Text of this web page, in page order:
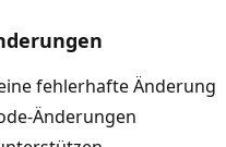
fehlerhafte Änderung
Änderungen